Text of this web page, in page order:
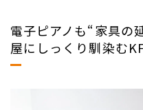
電子ピアノも“家具の
屋にしっくり馴染む